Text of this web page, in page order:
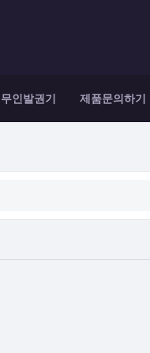
무인발권기 제품문의하기